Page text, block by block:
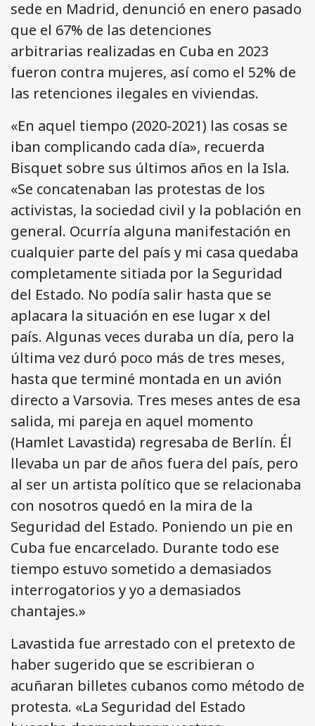
sede en Madrid, denunció en enero pasado
que el 67% de las detenciones
arbitrarias realizadas en Cuba en 2023
fueron contra mujeres, así como el 52% de
las retenciones ilegales en viviendas.
«En aquel tiempo (2020-2021) las cosas se
iban complicando cada día», recuerda
Bisquet sobre sus últimos años en la Isla.
«Se concatenaban las protestas de los
activistas, la sociedad civil y la población en
general. Ocurría alguna manifestación en
cualquier parte del país y mi casa quedaba
completamente sitiada por la Seguridad
del Estado. No podía salir hasta que se
aplacara la situación en ese lugar x del
país. Algunas veces duraba un día, pero la
última vez duró poco más de tres meses,
hasta que terminé montada en un avión
directo a Varsovia. Tres meses antes de esa
salida, mi pareja en aquel momento
(Hamlet Lavastida) regresaba de Berlín. Él
llevaba un par de años fuera del país, pero
al ser un artista político que se relacionaba
con nosotros quedó en la mira de la
Seguridad del Estado. Poniendo un pie en
Cuba fue encarcelado. Durante todo ese
tiempo estuvo sometido a demasiados
interrogatorios y yo a demasiados
chantajes.»
Lavastida fue arrestado con el pretexto de
haber sugerido que se escribieran o
acuñaran billetes cubanos como método de
protesta. «La Seguridad del Estado